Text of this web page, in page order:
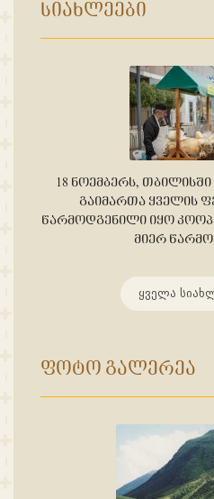
ᲡᲘᲐᲮᲚᲔᲔᲑᲘ
18 ᲜᲝᲔᲛᲑᲔᲠᲡ,
ᲒᲐᲘᲛᲐᲠᲗᲐ ᲧᲕᲔᲚᲘᲡ
ᲬᲐᲠᲛᲝᲓᲒᲔᲜᲘᲚᲘ ᲘᲧᲝ
ᲛᲘᲔᲠ
ყველა
ᲤᲝᲢᲝ ᲒᲐᲚᲔᲠᲔᲐ